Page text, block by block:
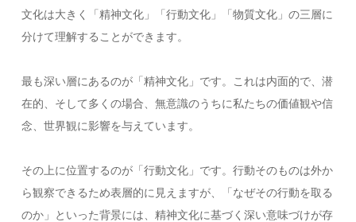
文化は大きく「精神文化」「行動文化」「物質文化」の三層に
分けて理解することができます。
最も深い層にあるのが「精神文化」です。これは内面的で、潜
在的、そして多くの場合、無意識のうちに私たちの価値観や信
念、世界観に影響を与えています。
その上に位置するのが「行動文化」です。行動そのものは外か
ら観察できるため表層的に見えますが、「なぜその行動を取る
のか」といった背景には、精神文化に基づく深い意味づけが存